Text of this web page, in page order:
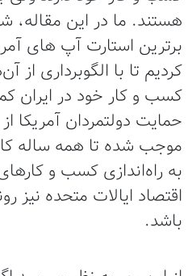
هستند. ما در این مقاله،
کردیم تا با الگوبرداری از
کسب و کار خود در ایران
حمایت دولتمردان آمریکا
موجب شده تا همه ساله
به راه‌اندازی کسب و کارهای
اقتصاد ایالات متحده نیز
باشد.